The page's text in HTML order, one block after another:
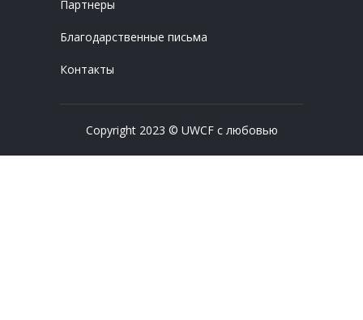
Партнеры
Благодарственные письма
Контакты
Copyright 2023 © UWCF с любовью